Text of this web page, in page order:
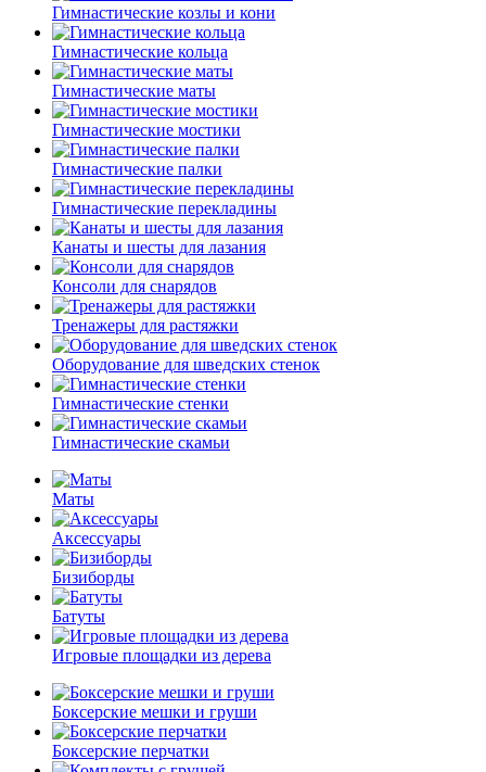
Гимнастические козлы и кони
Гимнастические кольца
Гимнастические маты
Гимнастические мостики
Гимнастические палки
Гимнастические перекладины
Канаты и шесты для лазания
Консоли для снарядов
Тренажеры для растяжки
Оборудование для шведских стенок
Гимнастические стенки
Гимнастические скамьи
Маты
Аксессуары
Бизиборды
Батуты
Игровые площадки из дерева
Боксерские мешки и груши
Боксерские перчатки